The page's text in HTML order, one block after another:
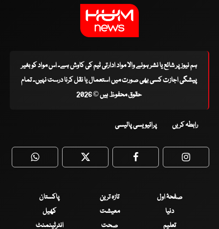
ہم نیوز پر شائع یا نشر ہونے والا مواد ادارتی ٹیم کی کاوش ہے۔ اس مواد کو بغیر
پیشگی اجازت کسی بھی صورت میں استعمال یا نقل کرنا درست نہیں۔ تمام
حقوق محفوظ ہیں © 2026
رابطہ کریں پرائیویسی پالیسی
WhatsApp Twitter Facebook
صفحۂ اول تازہ ترین
پاکستان
دنیا
معیشت
کھیل
تعلیم
صحت انٹرٹینمنٹ